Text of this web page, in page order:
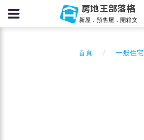
房地王部落格
新屋．預售屋．開箱文
首頁 一般住宅